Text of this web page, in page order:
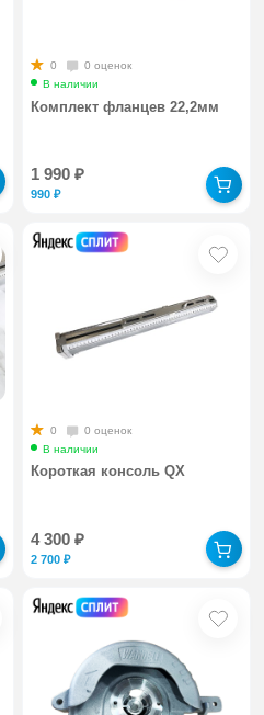
0
0 оценок
В наличии
Комплект фланцев 22,2мм
1 990₽
990₽
0
0 оценок
В наличии
Короткая консоль QX
4 300₽
2 700₽